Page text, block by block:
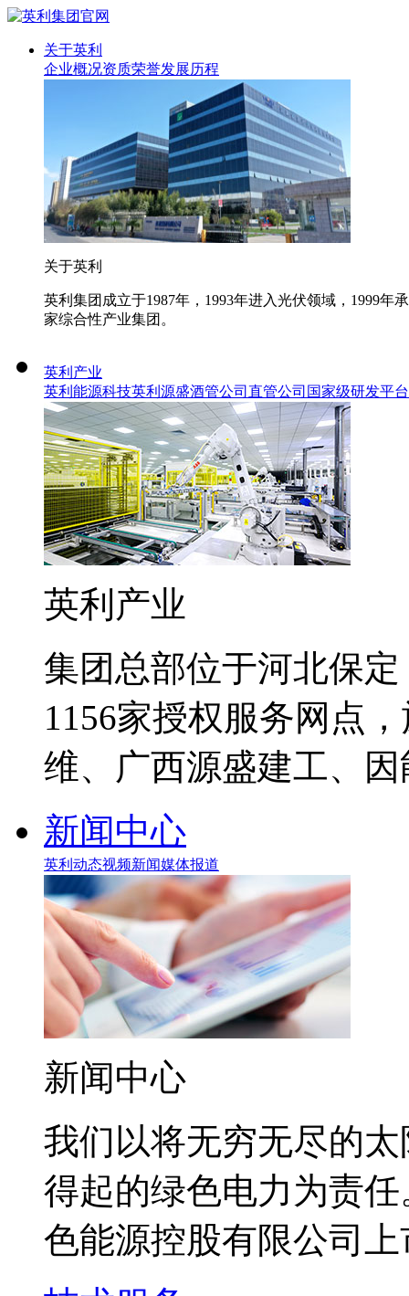
关于英利
企业概况资质荣誉发展历程
关于英利
英利集团成立于1987年，1993年进入光伏领域，1999
家综合性产业集团。
英利产业
英利能源科技英利源盛酒管公司 直管公司 国家级研发平台
英利产业
集团总部位于河北保
1156家授权服务网点
维、广西源盛建工、
新闻中心
英利动态视频新闻媒体报道
新闻中心
我们以将无穷无尽的
得起的绿色电力为责
色能源控股有限公司